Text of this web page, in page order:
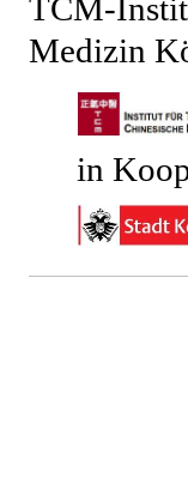
TCM-
Medizin
in